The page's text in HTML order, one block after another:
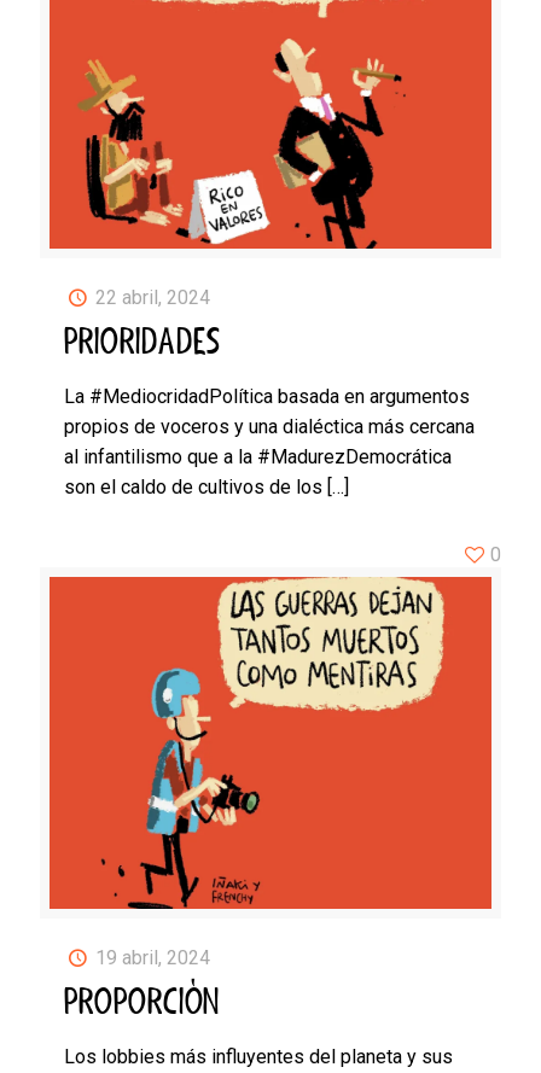
22 abril, 2024
PRIORIDADES
La #MediocridadPolítica basada en argumentos
propios de voceros y una dialéctica más cercana
al infantilismo que a la #MadurezDemocrática
son el caldo de cultivos de los […]
19 abril, 2024
PROPORCIÓN
Los lobbies más influyentes del planeta y sus
0